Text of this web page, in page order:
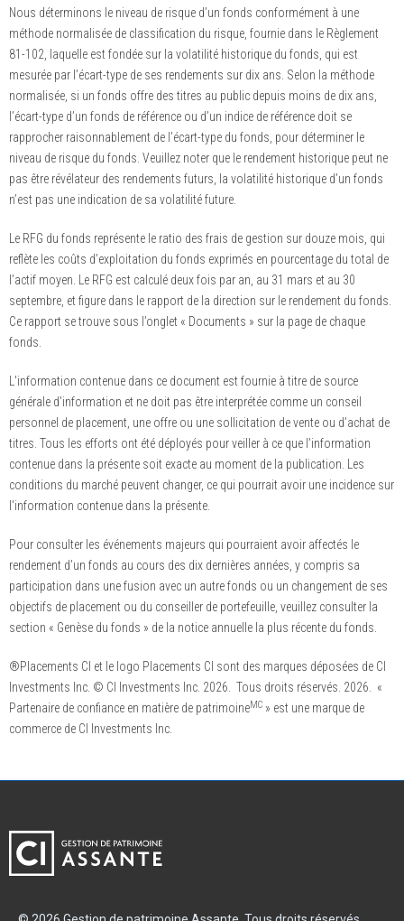
Nous déterminons le niveau de risque d’un fonds conformément à une
méthode normalisée de classification du risque, fournie dans le Règlement
81-102, laquelle est fondée sur la volatilité historique du fonds, qui est
mesurée par l’écart-type de ses rendements sur dix ans. Selon la méthode
normalisée, si un fonds offre des titres au public depuis moins de dix ans,
l’écart-type d’un fonds de référence ou d’un indice de référence doit se
rapprocher raisonnablement de l’écart-type du fonds, pour déterminer le
niveau de risque du fonds. Veuillez noter que le rendement historique peut ne
pas être révélateur des rendements futurs, la volatilité historique d’un fonds
n’est pas une indication de sa volatilité future.
Le RFG du fonds représente le ratio des frais de gestion sur douze mois, qui
reflète les coûts d’exploitation du fonds exprimés en pourcentage du total de
l’actif moyen. Le RFG est calculé deux fois par an, au 31 mars et au 30
septembre, et figure dans le rapport de la direction sur le rendement du fonds.
Ce rapport se trouve sous l’onglet « Documents » sur la page de chaque
fonds.
L'information contenue dans ce document est fournie à titre de source
générale d’information et ne doit pas être interprétée comme un conseil
personnel de placement, une offre ou une sollicitation de vente ou d’achat de
titres. Tous les efforts ont été déployés pour veiller à ce que l’information
contenue dans la présente soit exacte au moment de la publication. Les
conditions du marché peuvent changer, ce qui pourrait avoir une incidence sur
l'information contenue dans la présente.
Pour consulter les événements majeurs qui pourraient avoir affectés le
rendement d’un fonds au cours des dix dernières années, y compris sa
participation dans une fusion avec un autre fonds ou un changement de ses
objectifs de placement ou du conseiller de portefeuille, veuillez consulter la
section « Genèse du fonds » de la notice annuelle la plus récente du fonds.
®Placements CI et le logo Placements CI sont des marques déposées de CI
Investments Inc. © CI Investments Inc. 2026. Tous droits réservés. 2026. «
Partenaire de confiance en matière de patrimoineMC » est une marque de
commerce de CI Investments Inc.